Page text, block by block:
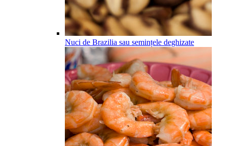
Nuci de Brazilia sau semințele deghizate